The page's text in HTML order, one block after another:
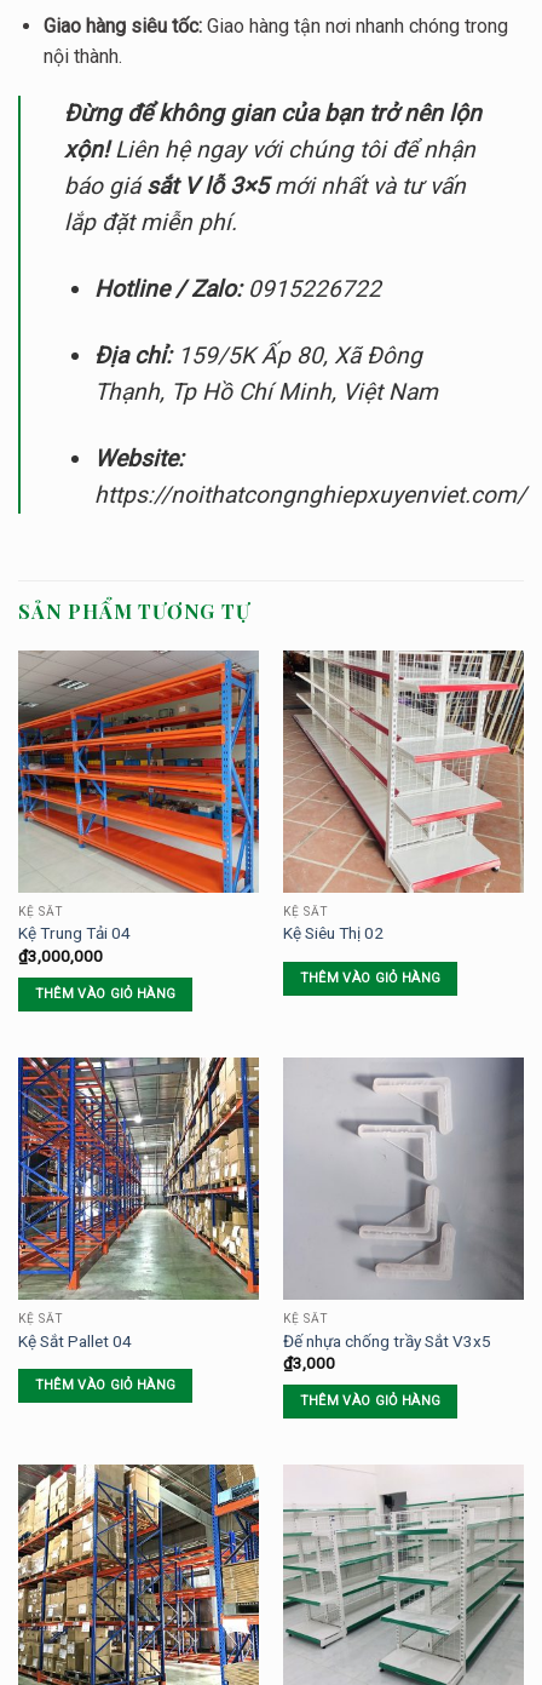
Giao hàng siêu tốc:Giao hàng tận nơi nhanh chóng trong
nội thành.
Đừng để không gian của bạn trở nên lộn
xộn!Liên hệ ngay với chúng tôi để nhận
báo giásắt V lỗ 3×5mới nhất và tư vấn
lắp đặt miễn phí.
Hotline / Zalo:0915226722
Địa chỉ:159/5K Ấp 80, Xã Đông
Thạnh, Tp Hồ Chí Minh, Việt Nam
Website:
https://noithatcongnghiepxuyenviet.com/
SẢN PHẨM TƯƠNG TỰ
KỆ SẮT
Kệ Trung Tải 04
₫3,000,000
THÊM VÀO GIỎ HÀNG
KỆ SẮT
Kệ Siêu Thị 02
THÊM VÀO GIỎ HÀNG
KỆ SẮT
Kệ Sắt Pallet 04
THÊM VÀO GIỎ HÀNG
KỆ SẮT
Đế nhựa chống trầy Sắt V3x5
₫3,000
THÊM VÀO GIỎ HÀNG